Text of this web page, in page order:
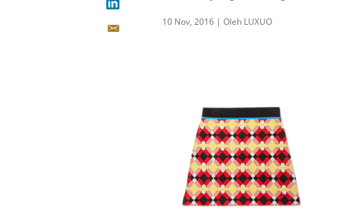
10 Nov, 2016 | Oleh LUXUO